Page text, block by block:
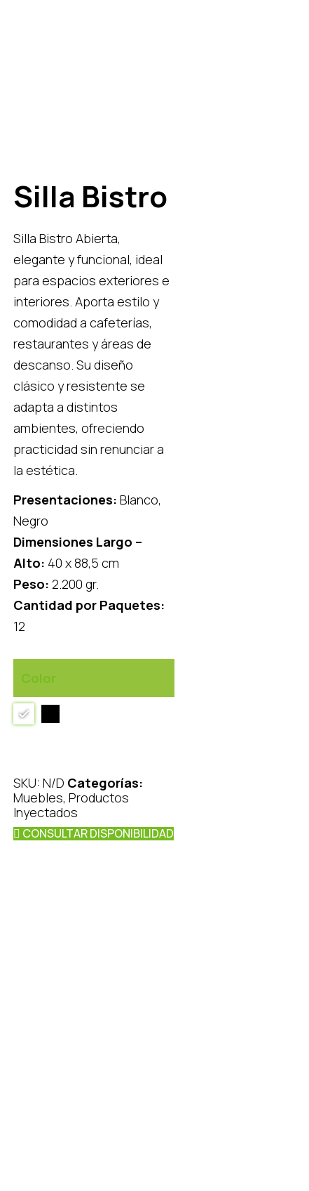
Silla Bistro
Silla Bistro Abierta,
elegante y funcional, ideal
para espacios exteriores e
interiores. Aporta estilo y
comodidad a cafeterías,
restaurantes y áreas de
descanso. Su diseño
clásico y resistente se
adapta a distintos
ambientes, ofreciendo
practicidad sin renunciar a
la estética.
Presentaciones: Blanco,
Negro
Dimensiones Largo –
Alto: 40 x 88,5 cm
Peso: 2.200 gr.
Cantidad por Paquetes:
12
Color
SKU: N/D Categorías:
Muebles, Productos
Inyectados
CONSULTAR DISPONIBILIDAD